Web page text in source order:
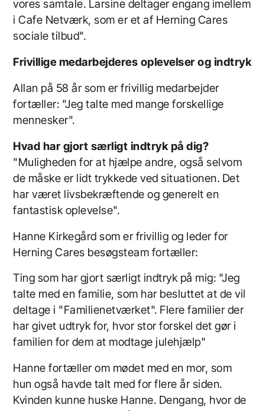
vores samtale. Larsine deltager engang imellem
i Cafe Netværk, som er et af Herning Cares
sociale tilbud".
Frivillige medarbejderes oplevelser og indtryk
Allan på 58 år som er frivillig medarbejder
fortæller: "Jeg talte med mange forskellige
mennesker".
Hvad har gjort særligt indtryk på dig?
"Muligheden for at hjælpe andre, også selvom
de måske er lidt trykkede ved situationen. Det
har været livsbekræftende og generelt en
fantastisk oplevelse".
Hanne Kirkegård som er frivillig og leder for
Herning Cares besøgsteam fortæller:
Ting som har gjort særligt indtryk på mig: "Jeg
talte med en familie, som har besluttet at de vil
deltage i "Familienetværket". Flere familier der
har givet udtryk for, hvor stor forskel det gør i
familien for dem at modtage julehjælp"
Hanne fortæller om mødet med en mor, som
hun også havde talt med for flere år siden.
Kvinden kunne huske Hanne. Dengang, hvor de